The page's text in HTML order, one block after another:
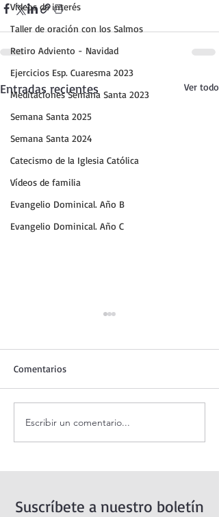
Vídeos de interés
Taller de oración con los Salmos
Retiro Adviento - Navidad
Ejercicios Esp. Cuaresma 2023
Meditaciones Semana Santa 2023
Semana Santa 2025
Semana Santa 2024
Catecismo de la Iglesia Católica
Vídeos de familia
Evangelio Dominical. Año B
Evangelio Dominical. Año C
Entradas recientes Ver todo
Santo Rosario de hoy
Domingo. Misterios
Comentarios
Escribir un comentario...
Suscríbete a nuestro boletín